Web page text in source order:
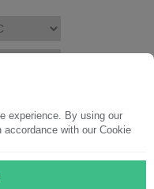
experience. By using our
with our Cookie
LISTE DE SOUHAITS (0)